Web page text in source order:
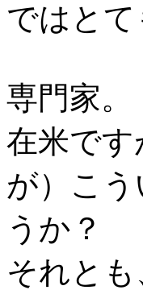
ではと
専門家。
在米で
が）こ
うか？
それと